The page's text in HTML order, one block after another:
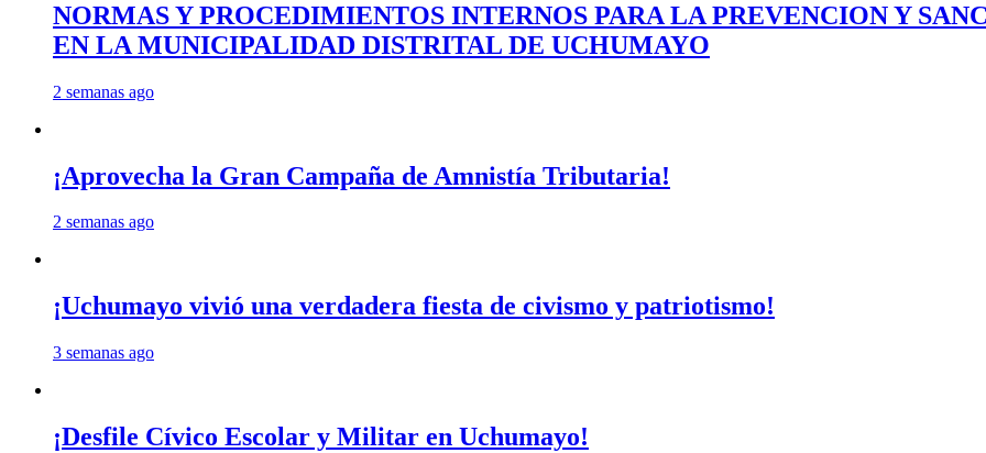
NORMAS Y PROCEDIMIENTOS INTERNOS PARA LA PREVENCION Y
EN LA MUNICIPALIDAD DISTRITAL DE UCHUMAYO
2 semanas ago
¡Aprovecha la Gran Campaña de Amnistía Tributaria!
2 semanas ago
¡Uchumayo vivió una verdadera fiesta de civismo y patriotismo!
3 semanas ago
¡Desfile Cívico Escolar y Militar en Uchumayo!